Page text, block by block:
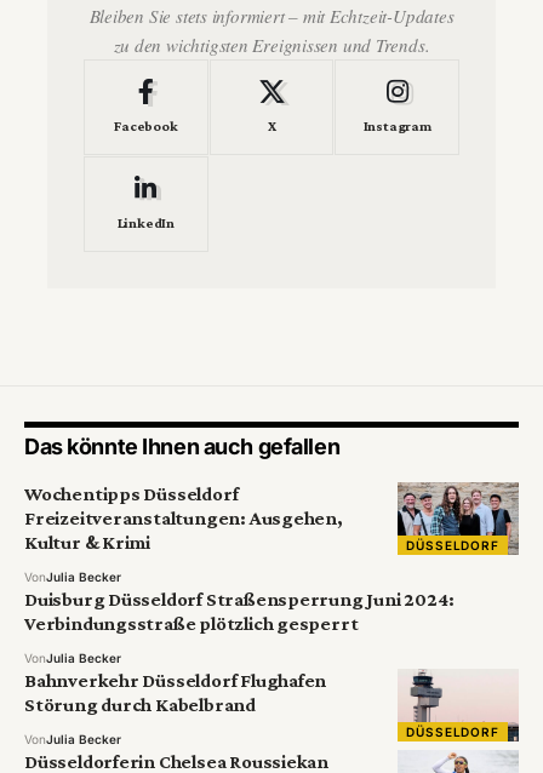
Bleiben Sie stets informiert – mit Echtzeit-Updates
zu den wichtigsten Ereignissen und Trends.
Facebook X Instagram
LinkedIn
Das könnte Ihnen auch gefallen
DÜSSELDORF
Wochentipps Düsseldorf
Freizeitveranstaltungen: Ausgehen,
Kultur & Krimi
VonJulia Becker
Duisburg Düsseldorf Straßensperrung Juni 2024:
Verbindungsstraße plötzlich gesperrt
VonJulia Becker
DÜSSELDORF
Bahnverkehr Düsseldorf Flughafen
Störung durch Kabelbrand
VonJulia Becker
Düsseldorferin Chelsea Roussiekan